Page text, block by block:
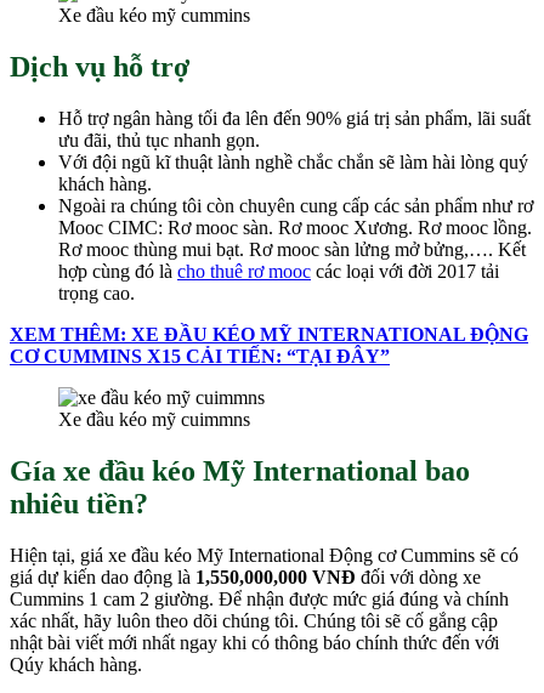
Xe đầu kéo mỹ cummins
Dịch vụ hỗ trợ
Hỗ trợ ngân hàng tối đa lên đến 90% giá trị sản phẩm, lãi suất
ưu đãi, thủ tục nhanh gọn.
Với đội ngũ kĩ thuật lành nghề chắc chắn sẽ làm hài lòng quý
khách hàng.
Ngoài ra chúng tôi còn chuyên cung cấp các sản phẩm như rơ
Mooc CIMC: Rơ mooc sàn. Rơ mooc Xương. Rơ mooc lồng.
Rơ mooc thùng mui bạt. Rơ mooc sàn lửng mở bửng,…. Kết
hợp cùng đó là cho thuê rơ mooc các loại với đời 2017 tải
trọng cao.
XEM THÊM: XE ĐẦU KÉO MỸ INTERNATIONAL ĐỘNG
CƠ CUMMINS X15 CẢI TIẾN: “TẠI ĐÂY”
Xe đầu kéo mỹ cuimmns
Gía xe đầu kéo Mỹ International bao
nhiêu tiền?
Hiện tại, giá xe đầu kéo Mỹ International Động cơ Cummins sẽ có
giá dự kiến dao động là 1,550,000,000 VNĐ đối với dòng xe
Cummins 1 cam 2 giường. Để nhận được mức giá đúng và chính
xác nhất, hãy luôn theo dõi chúng tôi. Chúng tôi sẽ cố gắng cập
nhật bài viết mới nhất ngay khi có thông báo chính thức đến với
Qúy khách hàng.